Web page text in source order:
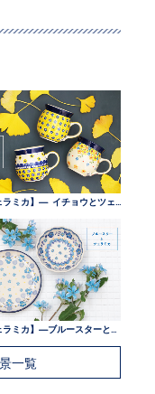
一覧